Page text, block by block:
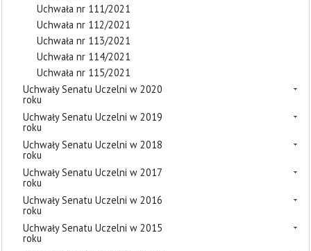
Uchwała nr 111/2021
Uchwała nr 112/2021
Uchwała nr 113/2021
Uchwała nr 114/2021
Uchwała nr 115/2021
Uchwały Senatu Uczelni w 2020
roku
Uchwały Senatu Uczelni w 2019
roku
Uchwały Senatu Uczelni w 2018
roku
Uchwały Senatu Uczelni w 2017
roku
Uchwały Senatu Uczelni w 2016
roku
Uchwały Senatu Uczelni w 2015
roku